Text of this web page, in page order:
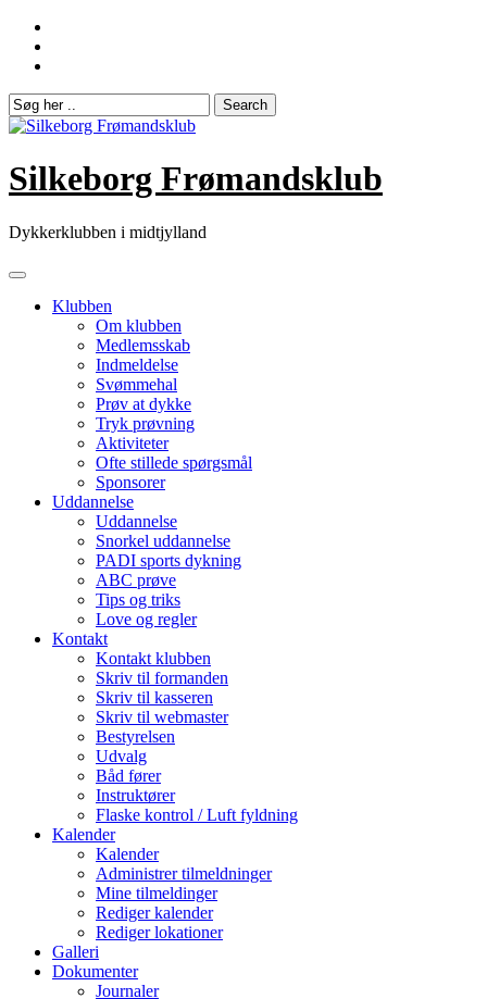
Skip
content
Silkeborg Frømandsklub
Dykkerklubben i midtjylland
Klubben
Om klubben
Medlemsskab
Indmeldelse
Svømmehal
Prøv at dykke
Tryk prøvning
Aktiviteter
Ofte stillede spørgsmål
Sponsorer
Uddannelse
Uddannelse
Snorkel uddannelse
PADI sports dykning
ABC prøve
Tips og triks
Love og regler
Kontakt
Kontakt klubben
Skriv til formanden
Skriv til kasseren
Skriv til webmaster
Bestyrelsen
Udvalg
Båd fører
Instruktører
Flaske kontrol / Luft fyldning
Kalender
Kalender
Administrer tilmeldninger
Mine tilmeldinger
Rediger kalender
Rediger lokationer
Galleri
Dokumenter
Journaler